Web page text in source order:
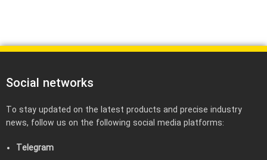
Social networks
To stay updated on the latest products and precise industry
news, follow us on the following social media platforms:
Telegram